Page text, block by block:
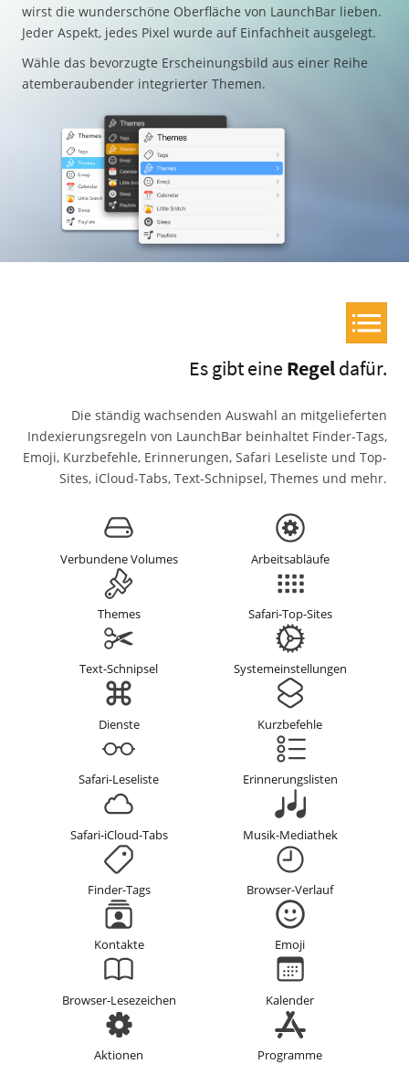
wirst die wunderschöne Oberfläche von LaunchBar lieben.
Jeder Aspekt, jedes Pixel wurde auf Einfachheit ausgelegt.
Wähle das bevorzugte Erscheinungsbild aus einer Reihe
atemberaubender integrierter Themen.
Es gibt eine Regeldafür.
Die ständig wachsenden Auswahl an mitgelieferten
Indexierungsregeln von LaunchBar beinhaltet Finder-Tags,
Emoji, Kurzbefehle, Erinnerungen, Safari Leseliste und Top-
Sites, iCloud-Tabs, Text-Schnipsel, Themes und mehr.
Arbeitsabläufe
Verbundene Volumes
Safari-Top-Sites
Themes
Systemeinstellungen
Text-Schnipsel
Kurzbefehle
Dienste
Erinnerungslisten
Safari-Leseliste
Musik-Mediathek
Safari-iCloud-Tabs
Browser-Verlauf
Finder-Tags
Emoji
Kontakte
Kalender
Browser-Lesezeichen
Programme
Aktionen